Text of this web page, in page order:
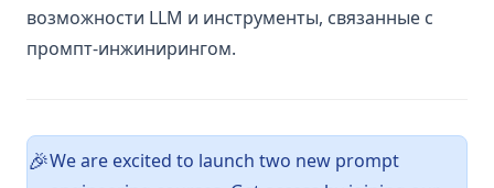
Agent Components
AI Workflows vs AI Agents
Function Calling
возможности LLM и инструменты, связанные с
промпт-инжинирингом.
🎉We are excited to launch two new prompt